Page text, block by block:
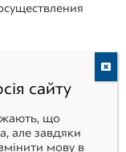
рынок был создан
90-х годов. В то
промышленных
сайту
що
але завдяки
мову в